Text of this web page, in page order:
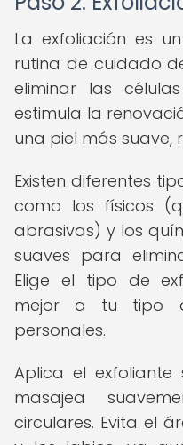
La exfoliación es
rutina de cuidado
eliminar las
estimula la
una piel más suave,
Existen diferentes
como los físicos
abrasivas) y los
suaves para
Elige el tipo de
mejor a tu tipo
personales.
Aplica el
masajea
circulares. Evita el